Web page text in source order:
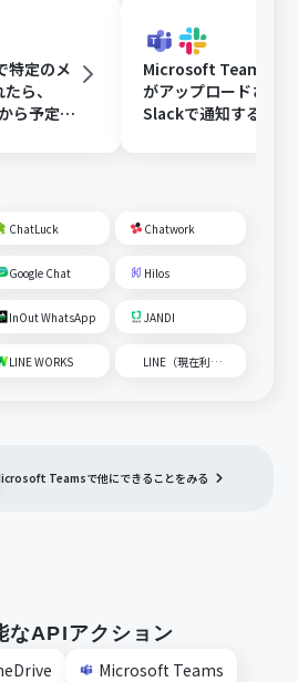
定のメ
ら、
ら予定を
Microsoft Teamsに
がアップロードされ
Slackで通知する
ChatLuck Chatwork
Google Chat Hilos
InOut WhatsApp JANDI
LINE WORKS LINE（現在利用不可）
Teamsで他にできることをみる
なAPIアクション
Microsoft Teams